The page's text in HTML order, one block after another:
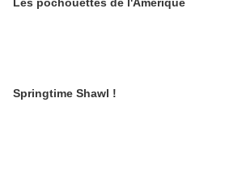
Springtime Shawl !